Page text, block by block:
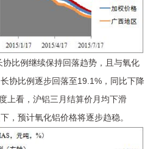
比例继续保持回落趋势，且与氧化
协比例逐步回落至19.1%，同比下降
上看，沪铝三月结算价月均下滑
，预计氧化铝价格将逐步趋稳。